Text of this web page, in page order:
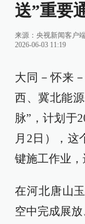
送”重要
来源： 央视新闻客户
2026-06-03 11:19
大同－怀来
西、冀北能
脉”，计划于
月2日），这
键施工作业，
在河北唐山
空中完成展放